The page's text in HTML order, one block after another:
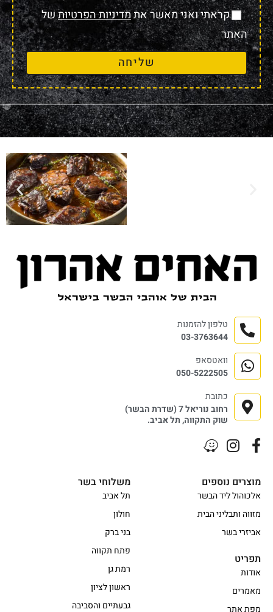
קראתי ואני מאשר אתמדיניות הפרטיותשל
האתר
שליחה
משלוחי בשר
תל אביב
חולון
בני ברק
פתח תקווה
רמת גן
ראשון לציון
גבעתיים והסביבה
מוצרים נוספים
אלכוהול ליד הבשר
מזווה ותבליני הבית
אביזרי בשר
תפריט
אודות
מאמרים
מפת אתר
טלפון להזמנות
03-3763644
וואטסאפ
050-5222505
כתובת
רחוב נוריאל 7 (שדרת הבשר)
שוק התקווה, תל אביב.